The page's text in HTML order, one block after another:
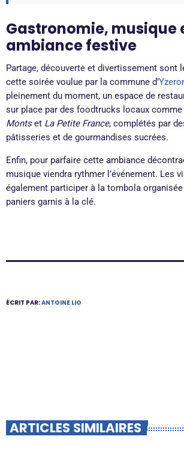
Gastronomie, musique
ambiance festive
Partage, découverte et divertissement sont
cette soirée voulue par la commune d’
pleinement du moment, un espace de
sur place par des foodtrucks locaux comme
Montset La Petite France, complétés par
pâtisseries et de gourmandises sucrées.
Enfin, pour parfaire cette ambiance
musique viendra rythmer l’événement. Les
également participer à la tombola
paniers garnis à la clé.
ÉCRIT PAR:ANTOINE LIO
ARTICLES SIMILAIRES